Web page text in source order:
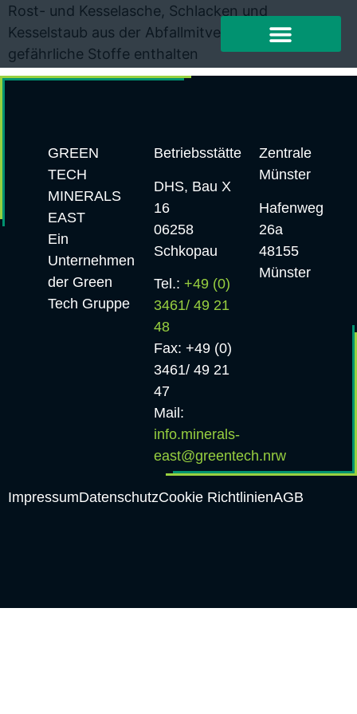
Rost- und Kesselasche, Schlacken und
Kesselstaub aus der Abfallmitverbrennung, die
gefährliche Stoffe enthalten
GREEN
TECH
MINERALS
EAST
Ein
Unternehmen
der Green
Tech Gruppe
Betriebsstätte
DHS, Bau X
16
06258
Schkopau
Tel.: +49 (0)
3461/ 49 21
48
Fax: +49 (0)
3461/ 49 21
47
Mail:
info.minerals-
east@greentech.nrw
Zentrale
Münster
Hafenweg
26a
48155
Münster
ImpressumDatenschutzCookie RichtlinienAGB